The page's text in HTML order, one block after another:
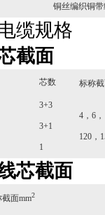
铜丝编织铜
缆规格
截面
芯数 标称
3+3
3+1
1
4，6
120，
芯截面
面mm2